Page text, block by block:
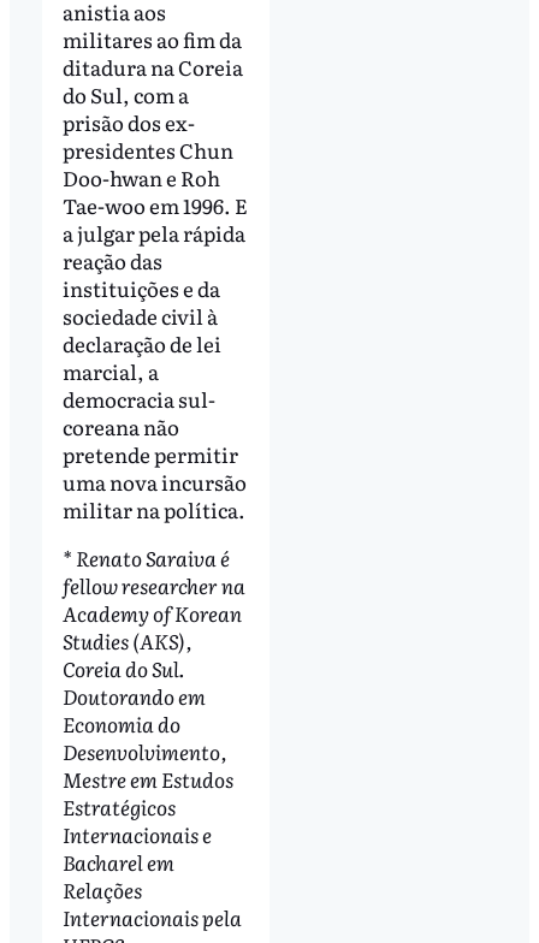
anistia aos
militares ao fim da
ditadura na Coreia
do Sul, com a
prisão dos ex-
presidentes Chun
Doo-hwan e Roh
Tae-woo em 1996. E
a julgar pela rápida
reação das
instituições e da
sociedade civil à
declaração de lei
marcial, a
democracia sul-
coreana não
pretende permitir
uma nova incursão
militar na política.
* Renato Saraiva é
fellow researcher na
Academy of Korean
Studies (AKS),
Coreia do Sul.
Doutorando em
Economia do
Desenvolvimento,
Mestre em Estudos
Estratégicos
Internacionais e
Bacharel em
Relações
Internacionais pela